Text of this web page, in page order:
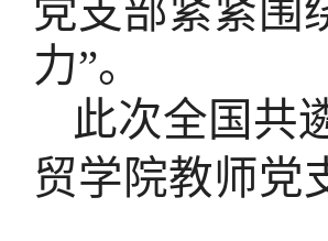
党支部紧紧围
力”。
此次全国共
贸学院教师党